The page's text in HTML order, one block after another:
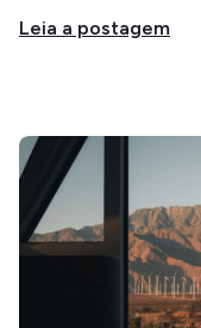
Leia a postagem